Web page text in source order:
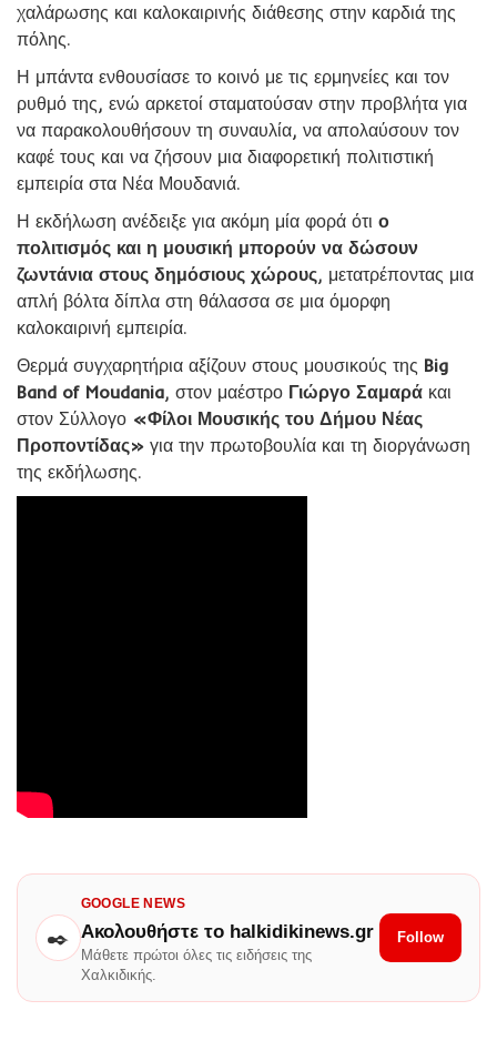
χαλάρωσης και καλοκαιρινής διάθεσης στην καρδιά της
πόλης.
Η μπάντα ενθουσίασε το κοινό με τις ερμηνείες και τον
ρυθμό της, ενώ αρκετοί σταματούσαν στην προβλήτα για
να παρακολουθήσουν τη συναυλία, να απολαύσουν τον
καφέ τους και να ζήσουν μια διαφορετική πολιτιστική
εμπειρία στα Νέα Μουδανιά.
Η εκδήλωση ανέδειξε για ακόμη μία φορά ότι ο
πολιτισμός και η μουσική μπορούν να δώσουν
ζωντάνια στους δημόσιους χώρους, μετατρέποντας μια
απλή βόλτα δίπλα στη θάλασσα σε μια όμορφη
καλοκαιρινή εμπειρία.
Θερμά συγχαρητήρια αξίζουν στους μουσικούς της Big
Band of Moudania, στον μαέστρο Γιώργο Σαμαρά και
στον Σύλλογο «Φίλοι Μουσικής του Δήμου Νέας
Προποντίδας» για την πρωτοβουλία και τη διοργάνωση
της εκδήλωσης.
✒️
GOOGLE NEWS
Ακολουθήστε το halkidikinews.gr
Μάθετε πρώτοι όλες τις ειδήσεις της
Χαλκιδικής.
Follow